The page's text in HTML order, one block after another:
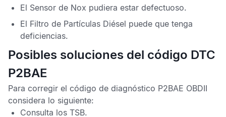
El Sensor de Nox pudiera estar defectuoso.
El Filtro de Partículas Diésel puede que tenga
deficiencias.
Posibles soluciones del código DTC
P2BAE
Para corregir el código de diagnóstico P2BAE OBDII
considera lo siguiente:
Consulta los TSB.